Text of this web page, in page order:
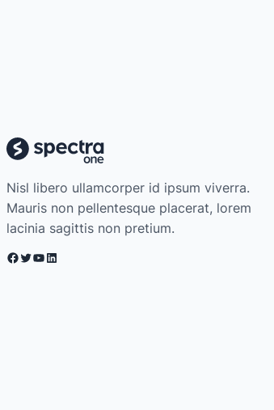
Nisl libero ullamcorper id ipsum viverra.
Mauris non pellentesque placerat, lorem
lacinia sagittis non pretium.
Facebook Twitter YouTube LinkedIn